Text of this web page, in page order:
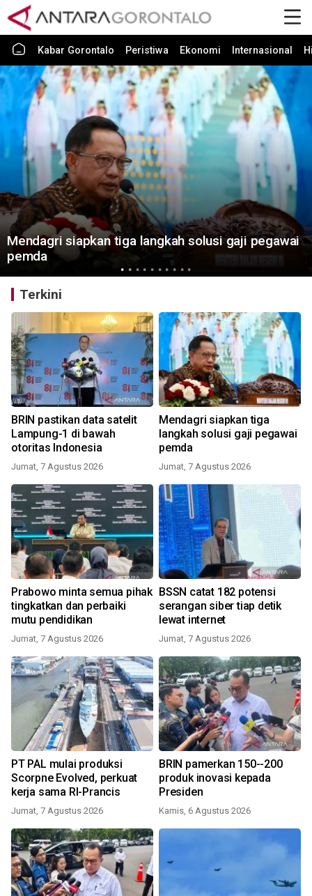
Kabar Gorontalo Peristiwa Ekonomi Internasional
Mendagri siapkan tiga langkah solusi gaji pegawai
pemda
Terkini
BRIN pastikan data satelit
Lampung-1 di bawah
otoritas Indonesia
Jumat, 7 Agustus 2026
Mendagri siapkan tiga
langkah solusi gaji pegawai
pemda
Jumat, 7 Agustus 2026
Prabowo minta semua pihak
tingkatkan dan perbaiki
mutu pendidikan
Jumat, 7 Agustus 2026
BSSN catat 182 potensi
serangan siber tiap detik
lewat internet
Jumat, 7 Agustus 2026
PT PAL mulai produksi
Scorpne Evolved, perkuat
kerja sama RI-Prancis
Jumat, 7 Agustus 2026
BRIN pamerkan 150--200
produk inovasi kepada
Presiden
Kamis, 6 Agustus 2026